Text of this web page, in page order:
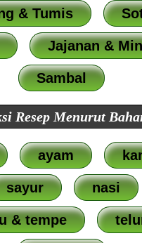
& Tumis
Jajanan &
Sambal
Resep Menurut
ayam
sayur nasi
& tempe